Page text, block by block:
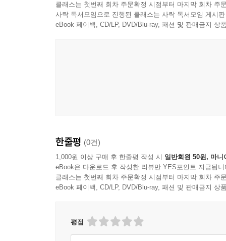
〈마음의 소리〉식 트렌드 메이킹
〈마음의 소리〉의 등장은 지금까지 예쁘고 멋있
클래스는 첫번째 회차 주문확정 시점부터 마지막 회차 주
사락 독서모임으로 진행된 클래스는 사락 독서모임 게시
eBook 페이백, CD/LP, DVD/Blu-ray, 패션 및 판매금지 상
한줄평 (0건)
1,000원 이상 구매 후 한줄평 작성 시 일반회원 50원, 마니
eBook은 다운로드 후 작성한 리뷰만 YES포인트 지급됩니
클래스는 첫번째 회차 주문확정 시점부터 마지막 회차 주
eBook 페이백, CD/LP, DVD/Blu-ray, 패션 및 판매금지 상
평점